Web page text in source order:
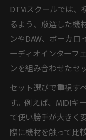
DTMスクールでは、
るよう、厳選した機
ンやDAW、ボーカ
ーディオインターフ
ンを組み合わせたセ
セット選びで重視す
す。例えば、MIDIキ
て使い勝手が大きく
際に機材を触って比